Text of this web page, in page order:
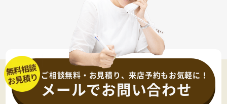
ご相談無料・お見積り、来店予約もお気軽に！
メールでお問い合わせ